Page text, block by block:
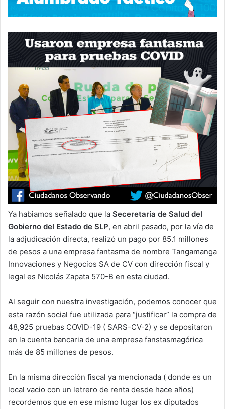
Ya habiamos señalado que la Seceretaría de Salud del
Gobierno del Estado de SLP, en abril pasado, por la vía de
la adjudicación directa, realizó un pago por 85.1 millones
de pesos a una empresa fantasma de nombre Tangamanga
Innovaciones y Negocios SA de CV con dirección fiscal y
legal es Nicolás Zapata 570-B en esta ciudad.
Al seguir con nuestra investigación, podemos conocer que
esta razón social fue utilizada para “justificar” la compra de
48,925 pruebas COVID-19 ( SARS-CV-2) y se depositaron
en la cuenta bancaria de una empresa fanstasmagórica
más de 85 millones de pesos.
En la misma dirección fiscal ya mencionada ( donde es un
local vacio con un letrero de renta desde hace años)
recordemos que en ese mismo lugar los ex diputados